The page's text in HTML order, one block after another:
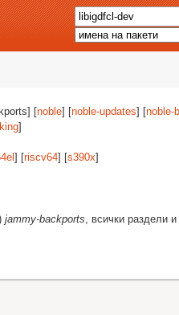
[noble] [noble-updates] [noble-
]
] [riscv64] [s390x]
jammy-backports, всички раздели и